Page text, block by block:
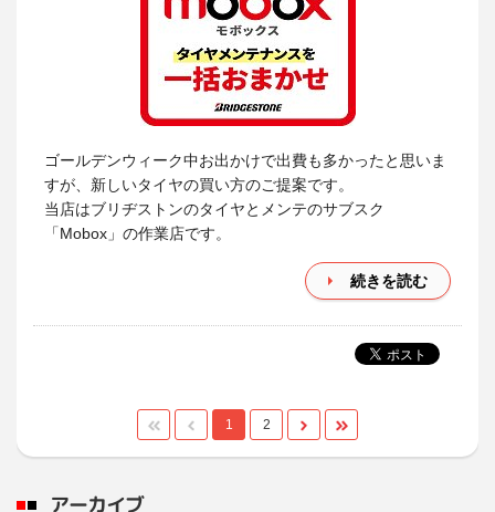
ゴールデンウィーク中お出かけで出費も多かったと思いま
すが、新しいタイヤの買い方のご提案です。
当店はブリヂストンのタイヤとメンテのサブスク
「Mobox」の作業店です。
続きを読む
1 2
アーカイブ